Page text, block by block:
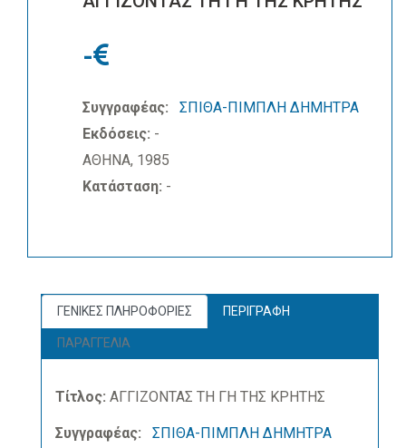
-
Συγγραφέας:
ΣΠΙΘΑ-ΠΙΜΠΛΗ ΔΗΜΗΤΡΑ
Εκδόσεις: -
ΑΘΗΝΑ, 1985
Κατάσταση: -
ΓΕΝΙΚΕΣ ΠΛΗΡΟΦΟΡΙΕΣ ΠΕΡΙΓΡΑΦΗ
ΠΑΡΑΓΓΕΛΙΑ
Τίτλος: ΑΓΓΙΖΟΝΤΑΣ ΤΗ ΓΗ ΤΗΣ ΚΡΗΤΗΣ
Συγγραφέας: ΣΠΙΘΑ-ΠΙΜΠΛΗ ΔΗΜΗΤΡΑ